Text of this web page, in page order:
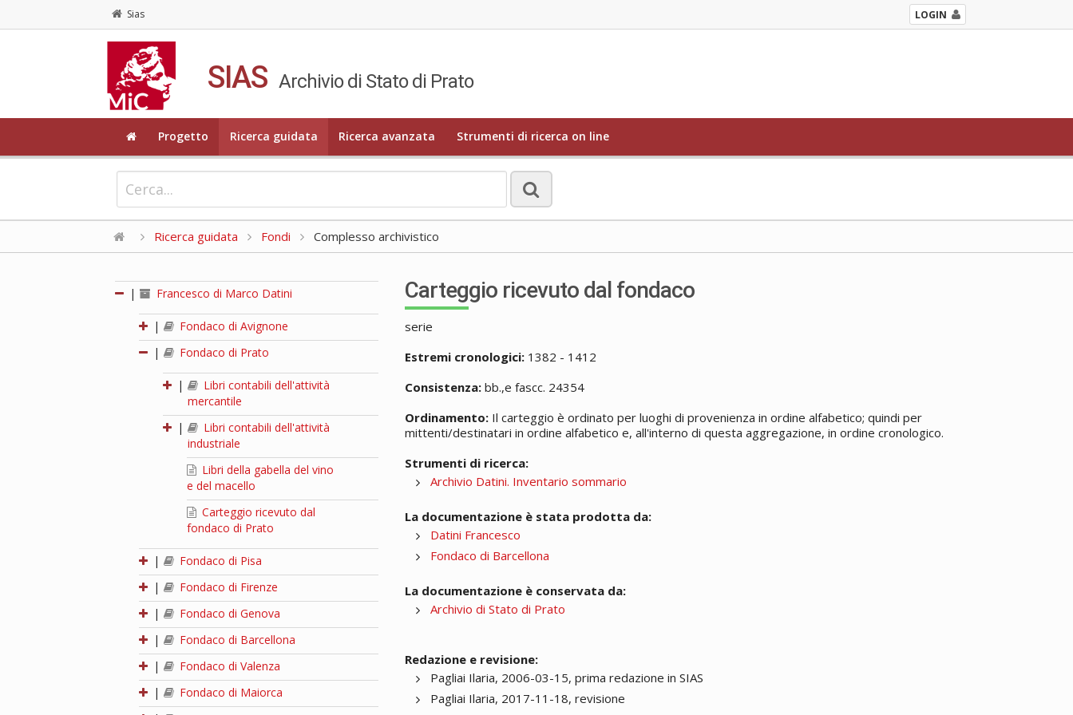
Sias LOGIN
SIAS Archivio di Stato di Prato
Progetto Ricerca guidata Ricerca avanzata Strumenti di ricerca on line
Ricerca guidata Fondi Complesso archivistico
| Francesco di Marco Datini
|
Fondaco di Avignone
|
Fondaco di Prato
|
Libri contabili dell'attività
mercantile
|
Libri contabili dell'attività
industriale
Libri della gabella del vino
e del macello
Carteggio ricevuto dal
fondaco di Prato
|
Fondaco di Pisa
|
Fondaco di Firenze
|
Fondaco di Genova
|
Fondaco di Barcellona
|
Fondaco di Valenza
|
Fondaco di Maiorca
Carteggio ricevuto dal fondaco
serie
Estremi cronologici: 1382 - 1412
Consistenza: bb.,e fascc. 24354
Ordinamento: Il carteggio è ordinato per luoghi di provenienza in ordine alfabetico; quindi per
mittenti/destinatari in ordine alfabetico e, all'interno di questa aggregazione, in ordine cronologico.
Strumenti di ricerca:
Archivio Datini. Inventario sommario
La documentazione è stata prodotta da:
Datini Francesco
Fondaco di Barcellona
La documentazione è conservata da:
Archivio di Stato di Prato
Redazione e revisione:
Pagliai Ilaria, 2006-03-15, prima redazione in SIAS
Pagliai Ilaria, 2017-11-18, revisione